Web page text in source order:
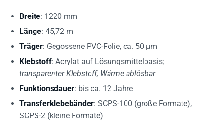
Breite: 1220 mm
Länge: 45,72 m
Träger: Gegossene PVC-Folie, ca. 50 µm
Klebstoff: Acrylat auf Lösungsmittelbasis;
transparenter Klebstoff, Wärme ablösbar
Funktionsdauer: bis ca. 12 Jahre
Transferklebebänder: SCPS-100 (große Formate),
SCPS-2 (kleine Formate)